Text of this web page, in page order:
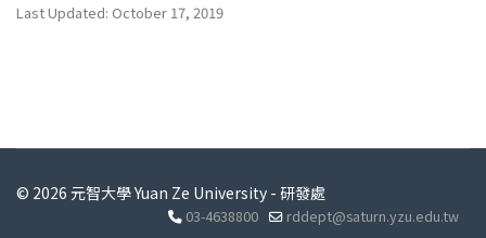
Last Updated: October 17, 2019
© 2026 元智大學 Yuan Ze University - 研發處
03-4638800 rddept@saturn.yzu.edu.tw